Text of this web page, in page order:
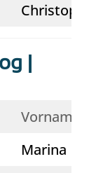
Christophe
|
Vorname
Marina